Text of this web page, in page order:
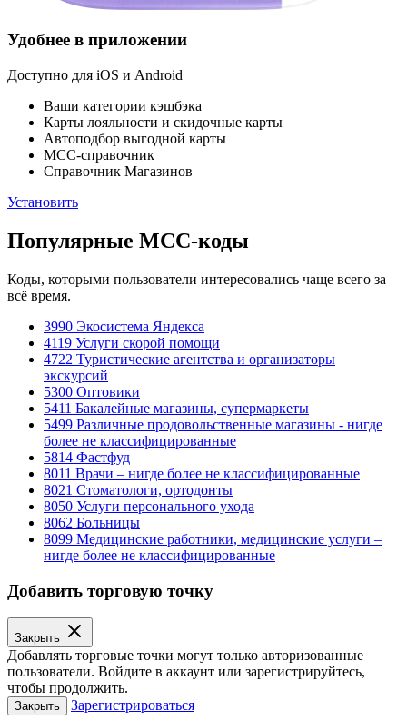
Удобнее в приложении
Доступно для iOS и Android
Ваши категории кэшбэка
Карты лояльности и скидочные карты
Автоподбор выгодной карты
МСС-справочник
Справочник Магазинов
Установить
Популярные МСС‑коды
Коды, которыми пользователи интересовались чаще всего за
всё время.
3990 Экосистема Яндекса
4119 Услуги скорой помощи
4722 Туристические агентства и организаторы
экскурсий
5300 Оптовики
5411 Бакалейные магазины, супермаркеты
5499 Различные продовольственные магазины - нигде
более не классифицированные
5814 Фастфуд
8011 Врачи – нигде более не классифицированные
8021 Стоматологи, ортодонты
8050 Услуги персонального ухода
8062 Больницы
8099 Медицинские работники, медицинские услуги –
нигде более не классифицированные
Добавить торговую точку
Закрыть
Добавлять торговые точки могут только авторизованные
пользователи. Войдите в аккаунт или зарегистрируйтесь,
чтобы продолжить.
Закрыть Зарегистрироваться